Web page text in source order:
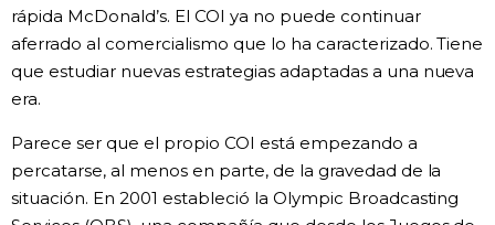
rápida McDonald’s. El COI ya no puede continuar
aferrado al comercialismo que lo ha caracterizado. Tiene
que estudiar nuevas estrategias adaptadas a una nueva
era.
Parece ser que el propio COI está empezando a
percatarse, al menos en parte, de la gravedad de la
situación. En 2001 estableció la Olympic Broadcasting